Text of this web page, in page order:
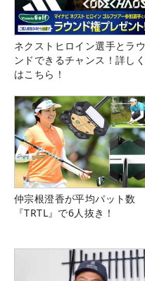
ネクストヒロイン選手とラウ
ンドできるチャンス！詳しく
はこちら！
仲宗根澄香が平均パット数
『TRTL』で6人抜き！